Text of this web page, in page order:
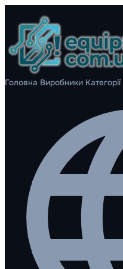
Головна Виробники Категорії